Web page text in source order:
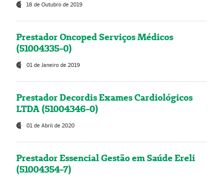
18 de Outubro de 2019
Prestador Oncoped Serviços Médicos
(51004335-0)
01 de Janeiro de 2019
Prestador Decordis Exames Cardiológicos
LTDA (51004346-0)
01 de Abril de 2020
Prestador Essencial Gestão em Saúde Ereli
(51004354-7)